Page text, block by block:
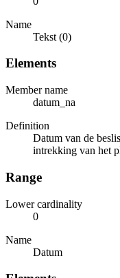
Name
Tekst (0)
Elements
Member name
datum_na
Definition
Datum van de
intrekking van het
Range
Lower cardinality
0
Name
Datum